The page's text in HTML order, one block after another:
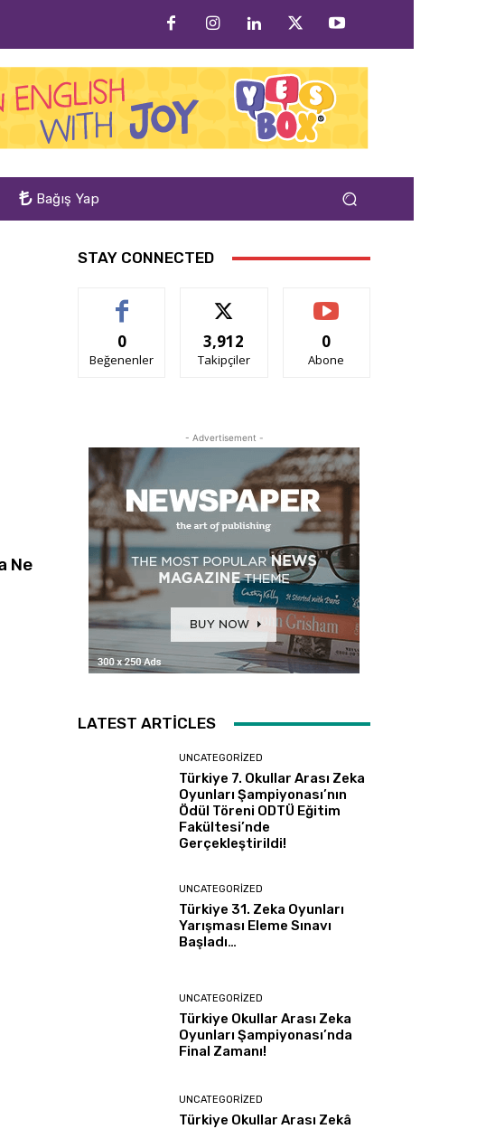
Bağış Yap
Ne
STAY CONNECTED
0
Beğenenler
3,912
Takipçiler
0
Abone
- Advertisement -
LATEST ARTICLES
UNCATEGORIZED
Türkiye 7. Okullar Arası Zeka
Oyunları Şampiyonası’nın
Ödül Töreni ODTÜ Eğitim
Fakültesi’nde
Gerçekleştirildi!
UNCATEGORIZED
Türkiye 31. Zeka Oyunları
Yarışması Eleme Sınavı
Başladı…
UNCATEGORIZED
Türkiye Okullar Arası Zeka
Oyunları Şampiyonası’nda
Final Zamanı!
UNCATEGORIZED
Türkiye Okullar Arası Zekâ